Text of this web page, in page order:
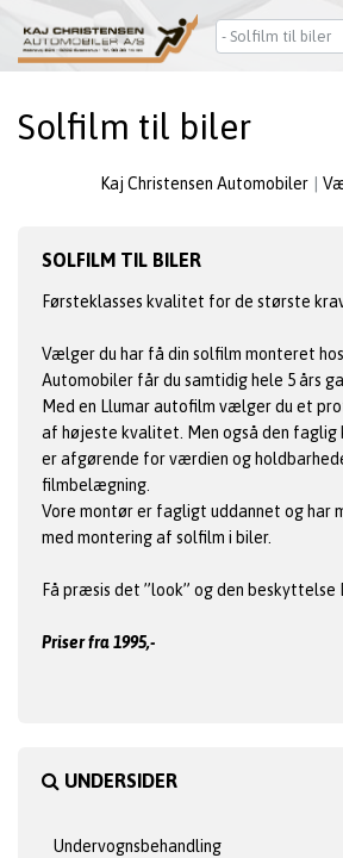
Solfilm til biler
Kaj Christensen Automobiler
SOLFILM TIL BILER
Førsteklasses kvalitet for de største
Vælger du har få din solfilm monteret
Automobiler får du samtidig hele 5 års
Med en Llumar autofilm vælger du et
af højeste kvalitet. Men også den
er afgørende for værdien og
filmbelægning.
Vore montør er fagligt uddannet og har
med montering af solfilm i biler.
Få præsis det ”look” og den beskyttelse
Priser fra 1995,-
UNDERSIDER
Undervognsbehandling